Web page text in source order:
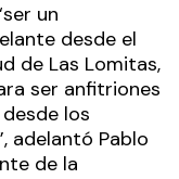
un
desde el
de Las Lomitas,
ser anfitriones
los
adelantó Pablo
de la